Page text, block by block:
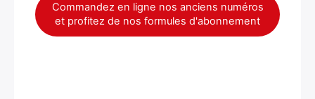
Commandez en ligne nos anciens numéros
et profitez de nos formules d'abonnement